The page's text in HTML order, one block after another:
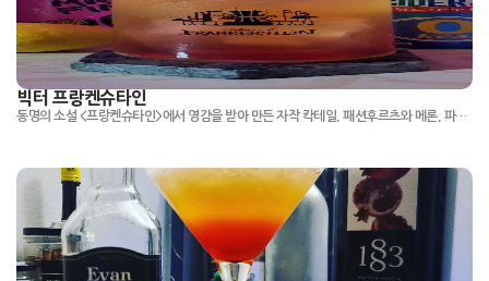
빅터 프랑켄슈타인
동명의 소설 <프랑켄슈타인>에서 영감을 받아 만든 자작 칵테일, 패션후르츠와 메론, 파인애플의 조화가 잘 어우러지는 트로피컬 계 칵테일